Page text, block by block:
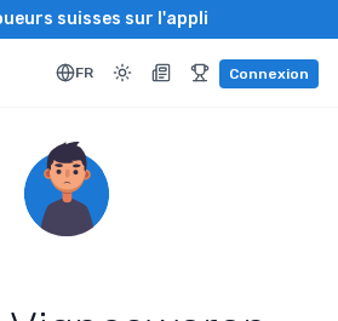
suisses sur l'appli
FR Connexion